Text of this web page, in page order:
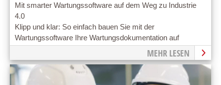
Mit smarter Wartungssoftware auf dem Weg zu Industrie
4.0
Klipp und klar: So einfach bauen Sie mit der
Wartungssoftware Ihre Wartungsdokumentation auf
MEHR LESEN